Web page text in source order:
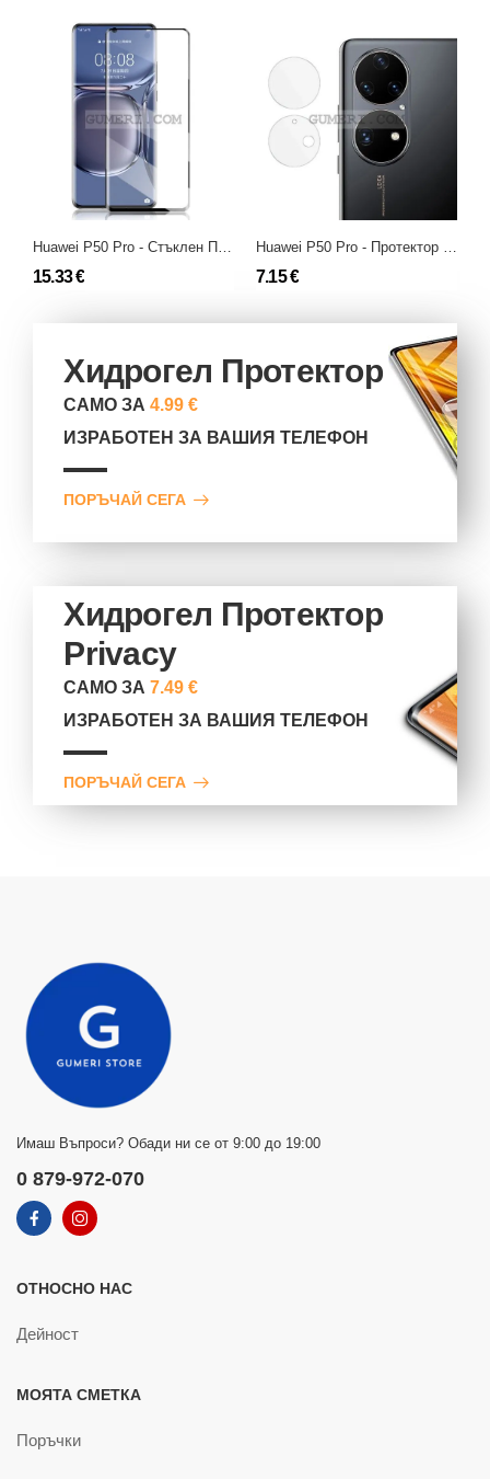
Huawei P50 Pro - Стъклен Протектор за Целия Екран - Full Glue
15.33 €
Huawei P50 Pro - Протектор за Камерата - Закалено Стъкло
7.15 €
Хидрогел Протектор
САМО ЗА4.99 €
ИЗРАБОТЕН ЗА ВАШИЯ ТЕЛЕФОН
ПОРЪЧАЙ СЕГА
Хидрогел Протектор
Privacy
САМО ЗА7.49 €
ИЗРАБОТЕН ЗА ВАШИЯ ТЕЛЕФОН
ПОРЪЧАЙ СЕГА
Имаш Въпроси? Обади ни се от 9:00 до 19:00
0 879-972-070
ОТНОСНО НАС
Дейност
МОЯТА СМЕТКА
Поръчки